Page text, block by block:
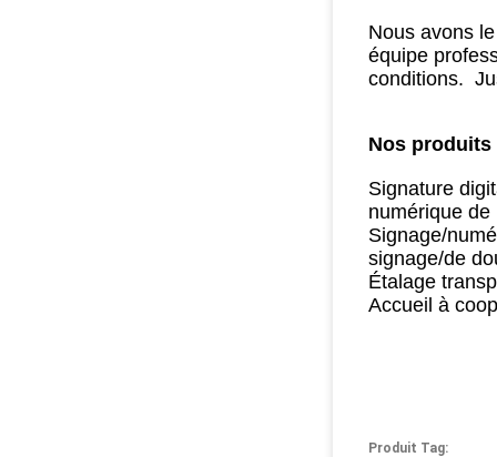
Nous avons
équipe
conditions.
Nos
Signature
numérique de
Signage/
signage/de
Étalage
Accueil à
Produit Tag: